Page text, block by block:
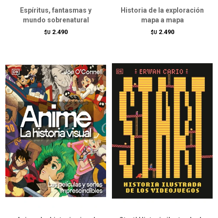
Espíritus, fantasmas y
mundo sobrenatural
$U 2.490
Historia de la exploración
mapa a mapa
$U 2.490